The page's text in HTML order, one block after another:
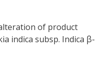
of product
indica subsp. Indica β-